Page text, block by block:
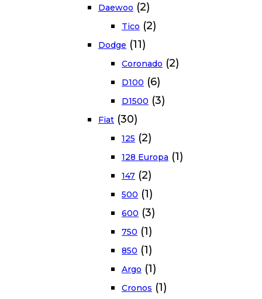
Daewoo (2)
Tico (2)
Dodge (11)
Coronado (2)
D100 (6)
D1500 (3)
Fiat (30)
125 (2)
128 Europa (1)
147 (2)
500 (1)
600 (3)
750 (1)
850 (1)
Argo (1)
Cronos (1)